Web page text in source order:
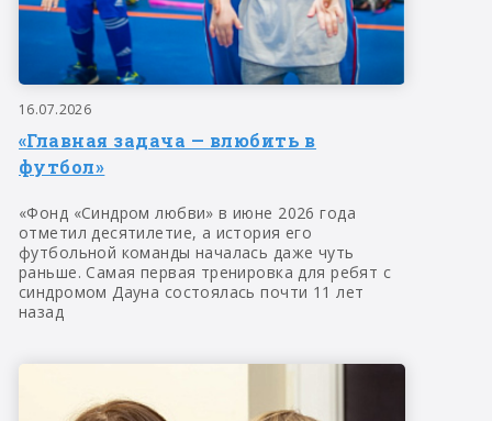
16.07.2026
«Главная задача — влюбить в
футбол»
«Фонд «Синдром любви» в июне 2026 года
отметил десятилетие, а история его
футбольной команды началась даже чуть
раньше. Самая первая тренировка для ребят с
синдромом Дауна состоялась почти 11 лет
назад